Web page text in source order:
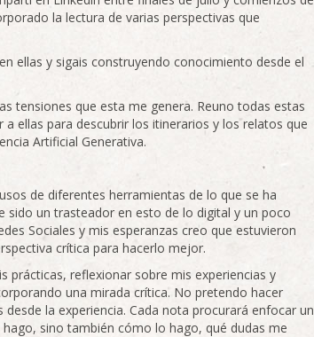
la lectura de varias perspectivas que
ellas y sigais construyendo conocimiento desde el
tensiones que esta me genera. Reuno todas estas
ellas para descubrir los itinerarios y los relatos que
Artificial Generativa.
de diferentes herramientas de lo que se ha
sido un trasteador en esto de lo digital y un poco
Sociales y mis esperanzas creo que estuvieron
crítica para hacerlo mejor.
prácticas, reflexionar sobre mis experiencias y
una mirada crítica. No pretendo hacer
la experiencia. Cada nota procurará enfocar un
sino también cómo lo hago, qué dudas me